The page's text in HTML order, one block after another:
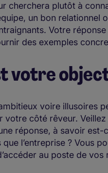
cherchera plutôt à
un bon
Votre
des exemples
votre
voire illusoires
votre côté rêveur.
réponse, à savoir
que l’entreprise ? Vous
au poste de vos